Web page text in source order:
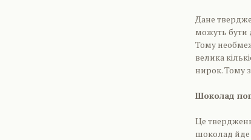
Дане
можуть бути
Тому
велика
нирок. Тому
Шоколад
Це
шоколад йде